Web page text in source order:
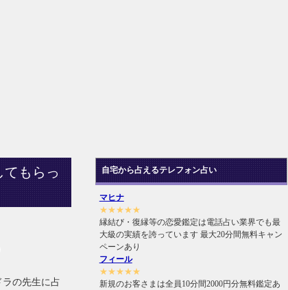
てもらっ
の先生に占
自宅から占えるテレフォン占い
マヒナ
★★★★★
縁結び・復縁等の恋愛鑑定は電話占い業界でも最
大級の実績を誇っています 最大20分間無料キャン
ペーンあり
フィール
★★★★★
新規のお客さまは全員10分間2000円分無料鑑定あ